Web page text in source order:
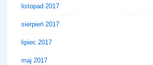
listopad 2017
sierpień 2017
lipiec 2017
maj 2017